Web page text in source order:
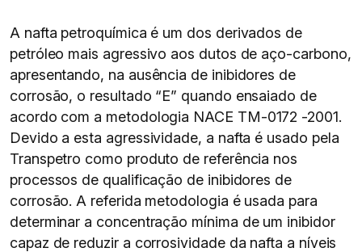
A nafta petroquímica é um dos derivados de
petróleo mais agressivo aos dutos de aço-carbono,
apresentando, na ausência de inibidores de
corrosão, o resultado “E” quando ensaiado de
acordo com a metodologia NACE TM-0172 -2001.
Devido a esta agressividade, a nafta é usado pela
Transpetro como produto de referência nos
processos de qualificação de inibidores de
corrosão. A referida metodologia é usada para
determinar a concentração mínima de um inibidor
capaz de reduzir a corrosividade da nafta a níveis